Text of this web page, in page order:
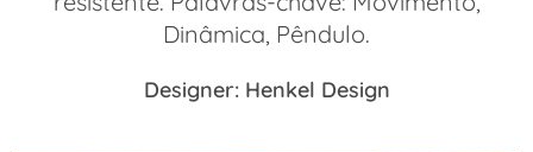
Dinâmica, Pêndulo.
Designer: Henkel Design